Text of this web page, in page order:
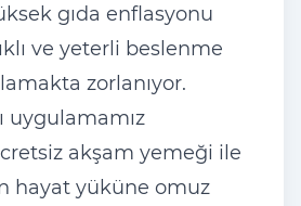
gıda enflasyonu
ve yeterli beslenme
zorlanıyor.
uygulamamız
akşam yemeği ile
hayat yüküne omuz